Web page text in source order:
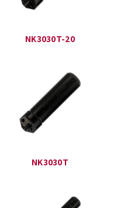
NK3030T-20
NK3030T